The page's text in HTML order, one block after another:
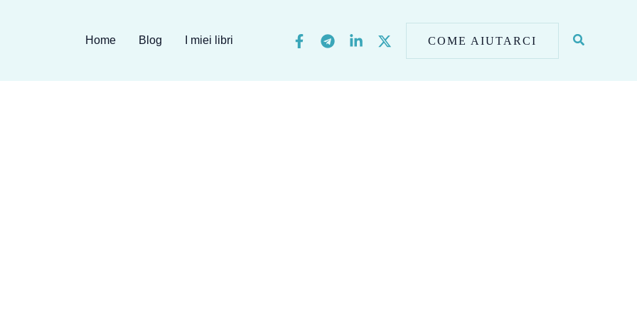
Home Blog I miei libri COME AIUTARCI